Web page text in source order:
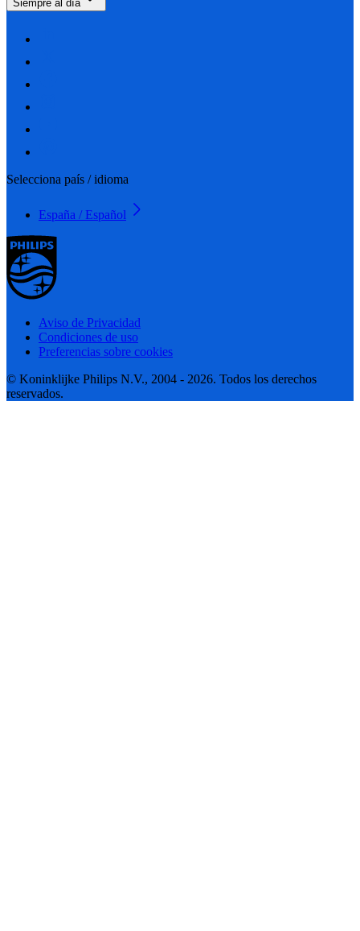
Siempre al día
Selecciona país / idioma
España / Español
Aviso de Privacidad
Condiciones de uso
Preferencias sobre cookies
© Koninklijke Philips N.V., 2004 - 2026. Todos los derechos
reservados.